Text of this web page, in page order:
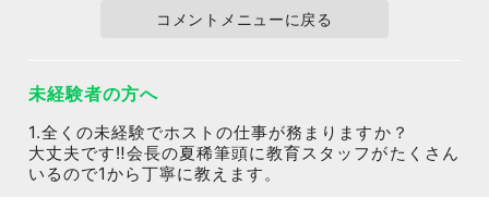
コメントメニューに戻る
未経験者の方へ
1.全くの未経験でホストの仕事が務まりますか？
大丈夫です‼️会長の夏稀筆頭に教育スタッフがたくさん
いるので1から丁寧に教えます。